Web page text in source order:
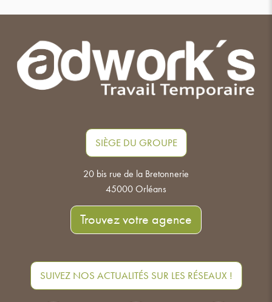
SIÈGE DU GROUPE
20 bis rue de la Bretonnerie
45000 Orléans
Trouvez votre agence
SUIVEZ NOS ACTUALITÉS SUR LES RÉSEAUX !